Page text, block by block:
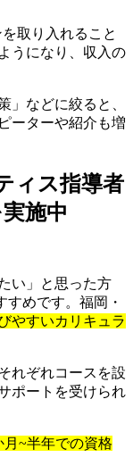
取り入れること
うになり、収入の
」などに絞ると、
ーターや紹介も増
ィス指導者
施中
い」と思った方
すめです。福岡・
やすいカリキュラ
れぞれコースを設
ポートを受けられ
月~半年での資格